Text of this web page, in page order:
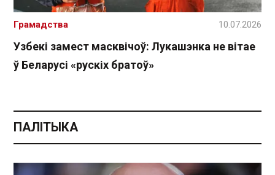
Узбекі замест масквічоў: Лукашэнка не вітае
ў Беларусі «рускіх братоў»
Грамадства 10.07.2026
ПАЛІТЫКА